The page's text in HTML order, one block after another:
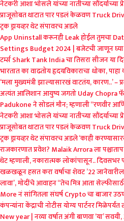
नेटकरी आशा भोसले यांच्या नातीच्या सौंदर्याच्या
प्राजूसोबत थाटात पार पडलं केळवणTruck
ट्रक ड्रायव्हर थेट संपावरच अडले
App Uninstall करूनही Leak होईल तुमचा
Settings Budget 2024 | बजेटची जाणून
टर्म्सShark Tank India चा तिसरा सीजन या
भारतात का वाढतोय हृदयविकाराचा धोका,
‘मला मुख्यमंत्री झाल्यासारखं वाटतंय, कारण..’ –
अत्यंत आलिशान आयुष्य जगतो Uday Chopra
Padukone ने सोडलं मौन; म्हणाली “रणवीर
नेटकरी आशा भोसले यांच्या नातीच्या सौंदर्याच्या
प्राजूसोबत थाटात पार पडलं केळवणTruck
ट्रक ड्रायव्हर थेट संपावरच अडले‘काही
राजकारणात प्रवेश? Malaik Arrora ला
थेट म्हणाली, नकारात्मक लोकांपासून..दिवसभर
खळखळून हसत करा वर्षाचा शेवट’22
लावा’, मोदींचे आवाहन“तेच मित्र आता
More नं सांगितला संघर्षCrypto चा बाजार
कंपन्यांना केंद्राची नोटीसयोग्य पार्टनर
New year | नव्या वर्षात अंगी बाणवा ‘या’